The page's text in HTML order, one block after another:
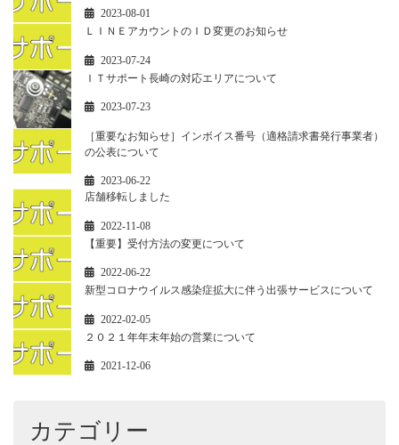
2023-08-01
ＬＩＮＥアカウントのＩＤ変更のお知らせ
2023-07-24
ＩＴサポート長崎の対応エリアについて
2023-07-23
［重要なお知らせ］インボイス番号（適格請求書発行事業者）
の公表について
2023-06-22
店舗移転しました
2022-11-08
【重要】受付方法の変更について
2022-06-22
新型コロナウイルス感染症拡大に伴う出張サービスについて
2022-02-05
２０２１年年末年始の営業について
2021-12-06
カテゴリー